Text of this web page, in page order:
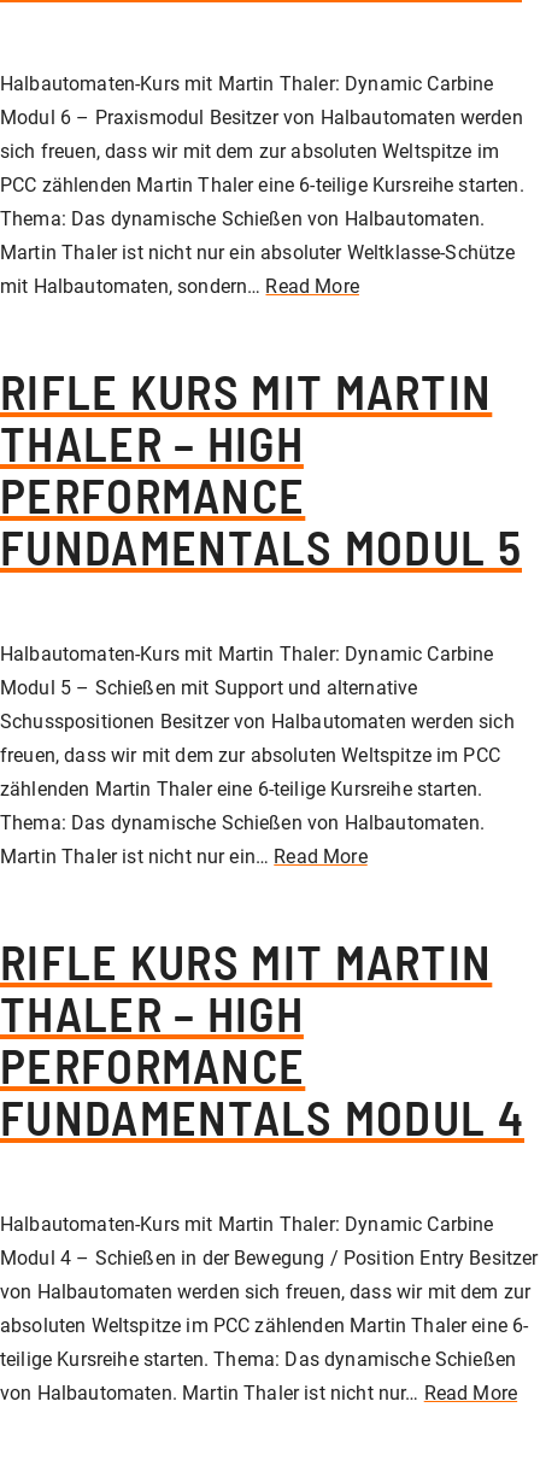
Vereinslokal / Restaurant
Management
IPSC
Faustfeuerwaffen
GLOCK Training
Halbautomaten-& PCC-Kurse
Long Range Shooting
Faustfeuerwaffen-Training
Kurse: Jagd
Kurse: IPSC
Kurse: Faustfeuerwaffen
Halbautomaten-& PCC-Kurse
Long Range Shooting
Halbautomaten-Kurs mit Martin Thaler: Dynamic Carbine
Modul 6 – Praxismodul Besitzer von Halbautomaten werden
sich freuen, dass wir mit dem zur absoluten Weltspitze im
PCC zählenden Martin Thaler eine 6-teilige Kursreihe starten.
Thema: Das dynamische Schießen von Halbautomaten.
Martin Thaler ist nicht nur ein absoluter Weltklasse-Schütze
mit Halbautomaten, sondern… Read More
RIFLE KURS MIT MARTIN
THALER – HIGH
PERFORMANCE
FUNDAMENTALS MODUL 5
Halbautomaten-Kurs mit Martin Thaler: Dynamic Carbine
Modul 5 – Schießen mit Support und alternative
Schusspositionen Besitzer von Halbautomaten werden sich
freuen, dass wir mit dem zur absoluten Weltspitze im PCC
zählenden Martin Thaler eine 6-teilige Kursreihe starten.
Thema: Das dynamische Schießen von Halbautomaten.
Martin Thaler ist nicht nur ein… Read More
RIFLE KURS MIT MARTIN
THALER – HIGH
PERFORMANCE
FUNDAMENTALS MODUL 4
Halbautomaten-Kurs mit Martin Thaler: Dynamic Carbine
Modul 4 – Schießen in der Bewegung / Position Entry Besitzer
von Halbautomaten werden sich freuen, dass wir mit dem zur
absoluten Weltspitze im PCC zählenden Martin Thaler eine 6-
teilige Kursreihe starten. Thema: Das dynamische Schießen
von Halbautomaten. Martin Thaler ist nicht nur… Read More